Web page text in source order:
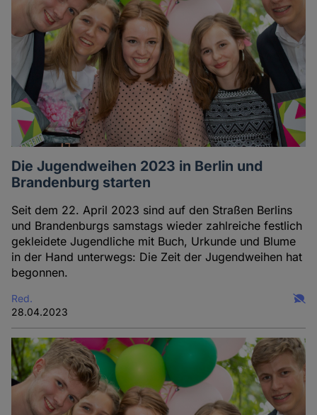
Die Jugendweihen 2023 in Berlin und
Brandenburg starten
Seit dem 22. April 2023 sind auf den Straßen Berlins
und Brandenburgs samstags wieder zahlreiche festlich
gekleidete Jugendliche mit Buch, Urkunde und Blume
in der Hand unterwegs: Die Zeit der Jugendweihen hat
begonnen.
Red.
28.04.2023